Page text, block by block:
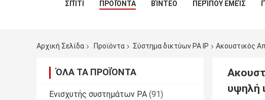
ΣΠΊΤΙ ΠΡΟΪΌΝΤΑ ΒΊΝΤΕΟ ΠΕΡΊΠΟΥ ΕΜΕΊΣ
Αρχική Σελίδα Προϊόντα Σύστημα δικτύων PA IP Ακουστικός
ΌΛΑ ΤΑ ΠΡΟΪΌΝΤΑ
Ενισχυτής συστημάτων PA (91)
υψηλή